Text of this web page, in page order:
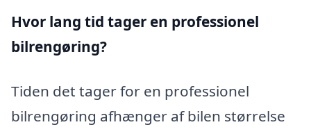
Hvor lang tid tager en professionel
bilrengøring?
Tiden det tager for en professionel
bilrengøring afhænger af bilen størrelse